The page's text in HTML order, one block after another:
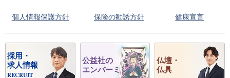
個人情報保護方針 保険の勧誘方針 健康宣言
採用・
求人情報
RECRUIT
公益社の
エンバーミング
仏壇・
仏具